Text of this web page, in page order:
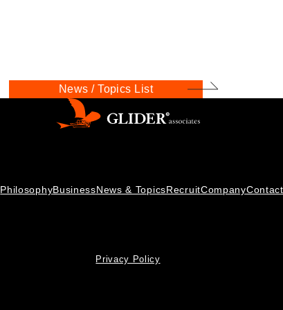
News / Topics List
PhilosophyBusinessNews & TopicsRecruitCompanyContact
Privacy Policy